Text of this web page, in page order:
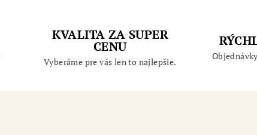
KVALITA ZA SUPER
CENU
Vyberáme pre vás len to najlepšie.